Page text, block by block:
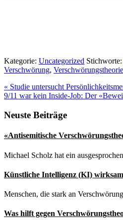
Kategorie: Uncategorized Stichworte:
Verschwörung,
Vorheriger
Beitrag:
« Studie untersucht
Nächster
9/11 war kein Inside-Job: Der
Seitenspalte
Neuste Beiträge
«Antisemitische
Michael Scholz hat ein
Künstliche Intelligenz (KI)
Menschen, die stark an
Was hilft gegen